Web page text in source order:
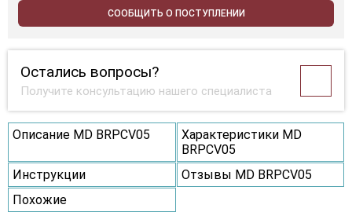
СООБЩИТЬ О ПОСТУПЛЕНИИ
Остались вопросы?
Получите консультацию нашего специалиста
Описание MD BRPCV05
Характеристики MD
BRPCV05
Инструкции
Отзывы MD BRPCV05
Похожие